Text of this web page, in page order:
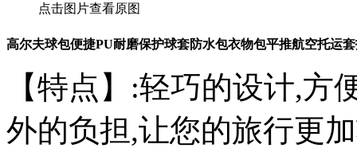
点击图片查看原图
高尔夫球包便捷PU耐磨保护球套防水包衣物包平推航空托运
【特点】:轻巧的设计,
外的负担,让您的旅行更